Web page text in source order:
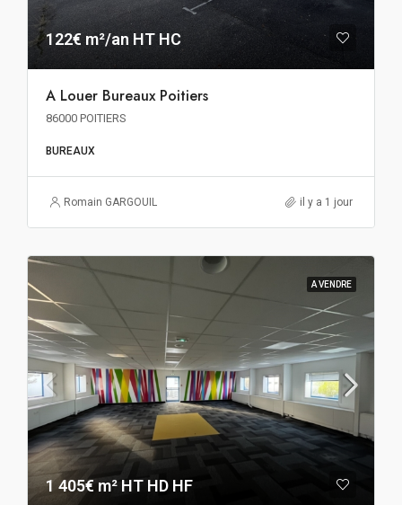
122€ m²/an HT HC
A Louer Bureaux Poitiers
86000 POITIERS
BUREAUX
Romain GARGOUIL il y a 1 jour
A VENDRE
1 405€ m² HT HD HF